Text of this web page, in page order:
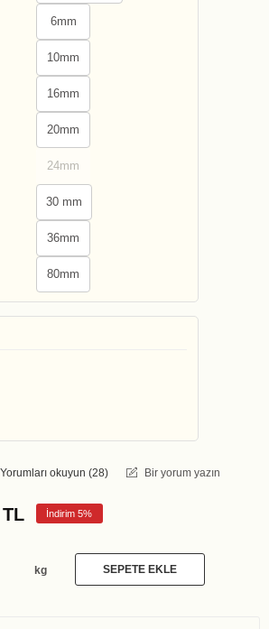
6mm
10mm
16mm
20mm
24mm
30 mm
36mm
80mm
Yorumları okuyun (28) Bir yorum yazın
İndirim 5%
kg SEPETE EKLE